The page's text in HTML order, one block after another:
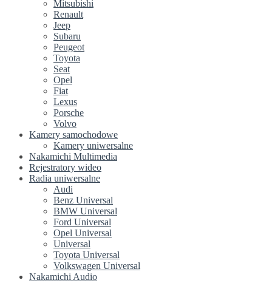
Mitsubishi
Renault
Jeep
Subaru
Peugeot
Toyota
Seat
Opel
Fiat
Lexus
Porsche
Volvo
Kamery samochodowe
Kamery uniwersalne
Nakamichi Multimedia
Rejestratory wideo
Radia uniwersalne
Audi
Benz Universal
BMW Universal
Ford Universal
Opel Universal
Universal
Toyota Universal
Volkswagen Universal
Nakamichi Audio